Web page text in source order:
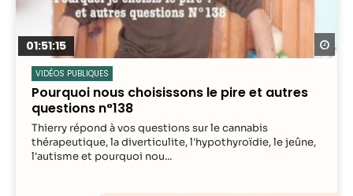
01:51:15
VIDÉOS PUBLIQUES
Pourquoi nous choisissons le pire et autres
questions n°138
Thierry répond à vos questions sur le cannabis
thérapeutique, la diverticulite, l'hypothyroïdie, le jeûne,
l'autisme et pourquoi nou...